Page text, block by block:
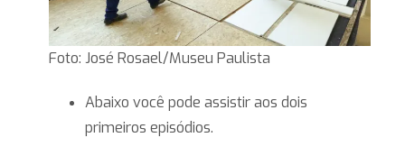
Foto: José Rosael/Museu Paulista
Abaixo você pode assistir aos dois
primeiros episódios.